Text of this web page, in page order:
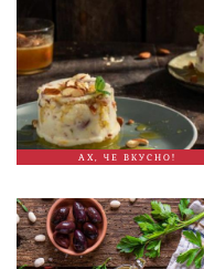
АХ, ЧЕ ВКУСНО!